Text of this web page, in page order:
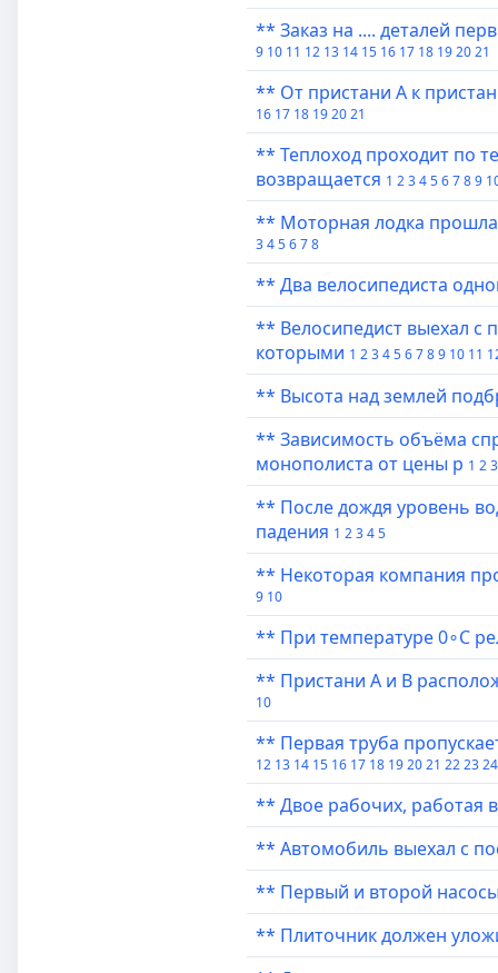
** Заказ на .... деталей
9 10 11 12 13 14 15 16 17 18 192021
** От пристани А к
16 17 18 192021
** Теплоход проходит по
возвращается 1 23456789
** Моторная лодка прошла
345678
** Два велосипедиста
** Велосипедист выехал с
которыми 1 23456789 10 11
** Высота над землeй
** Зависимость объёма
монополиста от цены p 1 23
** После дождя уровень
падения 1 2345
** Некоторая компания
9 10
** При температуре 0∘C
** Пристани A и B
10
** Первая труба
12 13 14 15 16 17 18 192021 222324
** Двое рабочих, работая
** Автомобиль выехал с
** Первый и второй
** Плиточник должен